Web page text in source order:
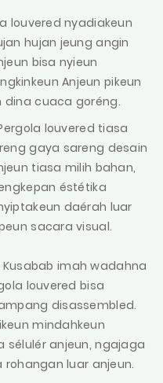
louvered nyadiakeun
hujan jeung angin
bisa nyieun
Anjeun pikeun
dina cuaca goréng.
louvered tiasa
gaya sareng desain
tiasa milih bahan,
éstétika
daérah luar
sacara visual.
Kusabab imah wadahna
louvered bisa
disassembled.
mindahkeun
sélulér anjeun, ngajaga
luar anjeun.